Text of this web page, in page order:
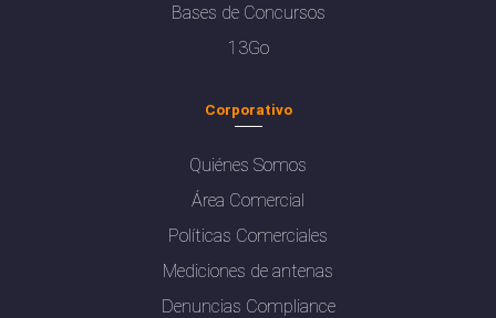
Bases de Concursos
13Go
Corporativo
Quiénes Somos
Área Comercial
Políticas Comerciales
Mediciones de antenas
Denuncias Compliance